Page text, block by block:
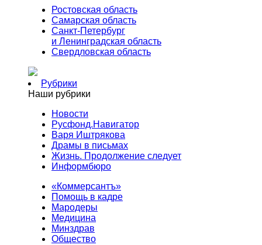
Ростовская область
Самарская область
Санкт-Петербург
и Ленинградская область
Свердловская область
Рубрики
Наши рубрики
Новости
Русфонд.Навигатор
Варя Иштрякова
Драмы в письмах
Жизнь. Продолжение следует
Информбюро
«Коммерсантъ»
Помощь в кадре
Мародеры
Медицина
Минздрав
Общество